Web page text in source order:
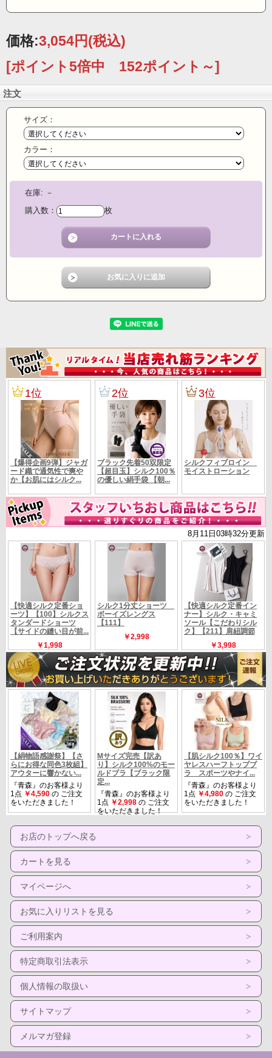
型レースショーツ。
クロッチ部分も2重なので1枚履きもＯＫ！ヒップラインも気にならな
薄手仕上げ。だからアウターにも影響が出にくくなっています。冷房
■早速はいてみると 暖か～い♪シルクは保温・保湿・放湿性に優れて
いるのでムレ難いですし、
乾いた脚にシルクの潤いパック♪
☆.゜,.,;°♪。,,.;‘☆.゜,.,;°♪。,,.;‘☆.゜,.,;°♪。,,.;‘☆.゜,.,;°♪☆.゜,.,;
年中冷え性なので、購入しました。夏場でも、通気性がよくほどよく
下半身を温めてくれるので、
暑い日でもはいていられました。履き心地は、とても楽で、締め付け
は一切無しです。
スカートに中に履いています。腰周りが冷えなくて、守られている感
下着や寝具などシルクにこだわり始めて3年になります。冷えが緩和さ
れ、肌のきめも良くなったと実感しています。
適さを記憶しているのかな。。
☆.゜,.,;°♪。,,.;‘☆.゜,.,;°♪。,,.;‘☆.゜,.,;°♪。,,.;‘☆.゜,.,;°♪☆.゜,.,;
°♪。,,.;‘☆.゜,.,;°♪。,,.;‘☆.゜,.,;°♪。,,.;
【素 材】
本体素材 シルク100％
（レース部分ナイロン・ポリウレタン）
平置サイズ
■Mサイズ ウエスト29ｃｍ 総丈29ｃｍ 股下11ｃ
ｍ 裾回り21ｃｍ
ヒップ87～95ｃｍ
■Lサイズ ウエスト32ｃｍ 総丈32ｃｍ 股下11ｃ
ｍ 裾回り22ｃｍ
ヒップ92～100ｃｍ
■ＬＬサイズ ウエスト32ｃｍ 総丈33ｃｍ 股下12ｃ
ｍ 裾回り23ｃｍ
ヒップ97～105ｃｍ
【カラー】 ブラック ベージュ ホワイト
【定価】
メーカー希望価格 4860円（税別4500円）
★さらにお得な3枚組はこちら★
価格:3,054円(税込)
[ポイント5倍中 152ポイント～]
注文
サイズ：
カラー：
在庫: －
購入数：
枚
お店のトップへ戻る
カートを見る
マイページへ
お気に入りリストを見る
ご利用案内
特定商取引法表示
個人情報の取扱い
サイトマップ
メルマガ登録